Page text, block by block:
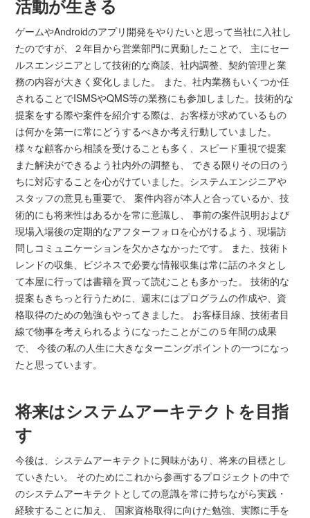
活動が生きる
ゲームやAndroidのアプリ開発をやりたいと思って当社に入社し
たのですが、２年目から営業部門に異動したことで、 主にセー
ルスエンジニアとして技術的な商談、社内調整、契約管理と業
務の内容が大きく変化しました。 また、社内業務もいくつか任
されることでISMSやQMS等の業務にも参加しました。技術的な
提案をする際や案件を紹介する際は、お客様が求めているもの
は何かを第一に常にどうするべきか考え行動していました。
様々な顧客から相談を受けることも多く、スピード重視で提案
また解決ができるよう社内外の調整も、 できる限りその日のう
ちに対応することを心がけていました。システムエンジニアや
スタッフの意見も重要で、 案件内容が本人と合っているか、技
術的にも将来性はあるかを常に意識し、 事前の案件説明および
現場入場後の定期的なアフターフォロを心がけるよう、現場訪
問しコミュニケーションを欠かさなかったです。 また、技術ト
レンドの収集、ビジネスで必要な情報収集は常に話のネタとし
て本屋に行っては書籍を買って読むことも多かった。 技術的な
提案もきちっと行うために、週末にはプログラムの作成や、資
格取得のための勉強もやってきました。 お客様目線、技術者目
線で物事を考えられるようになったことがこの５年間の成果
で、 今後の私の人生に大きなターニングポイントの一つになっ
たと思っています。
将来はシステムアーキテクトを目指
す
今後は、システムアーキテクトに興味があり、将来の目標とし
ていきたい。 そのためにこれから参画するプロジェクトの中で
のシステムアーキテクトとしての意識を常に持ちながら実践・
経験することに加え、 国家資格取得に向けた勉強、実際に手を